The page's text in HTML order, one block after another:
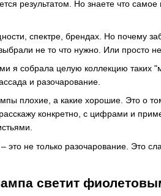
результатом. Но знаете что
спектре, брендах. Но почему
не то что нужно. Или просто
я собрала целую коллекцию таких
и разочарование.
плохие, а какие хорошие. Это о
конкретно, с цифрами и
это не только разочарование. Это
светит